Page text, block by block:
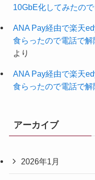
10GbE化してみたの
ANA Pay経由で楽天
食らったので電話で
より
ANA Pay経由で楽天
食らったので電話で
アーカイブ
2026年1月